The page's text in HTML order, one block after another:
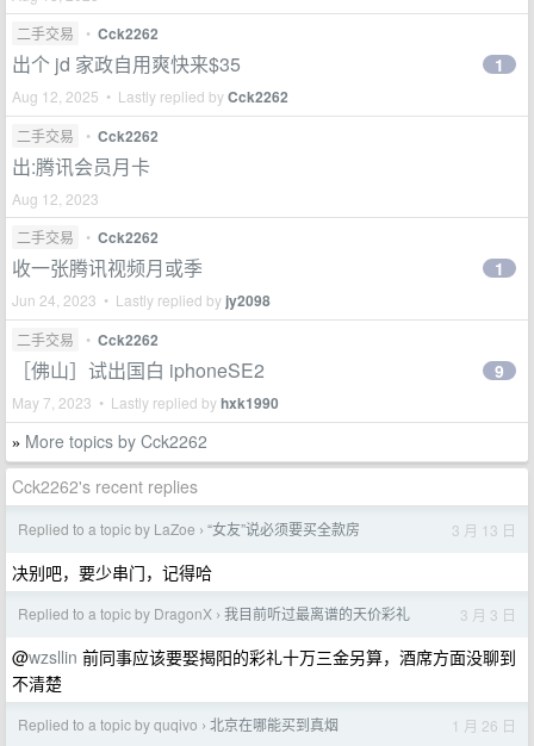
二手交易
• Cck2262
出个 jd 家政自用爽快来$35
Aug 12, 2025 • Lastly replied byCck2262
1
二手交易 • Cck2262
出:腾讯会员月卡
Aug 12, 2023
二手交易
• Cck2262
收一张腾讯视频月或季
Jun 24, 2023 • Lastly replied by jy2098
1
二手交易 • Cck2262
［佛山］试出国白 iphoneSE2
May 7, 2023 • Lastly replied byhxk1990
9
» More topics by Cck2262
Cck2262's recent replies
Replied to a topic by LaZoe › “女友”说必须要买全款房 3 月 13 日
决别吧，要少串门，记得哈
Replied to a topic by DragonX › 我目前听过最离谱的天价彩礼 3 月 3 日
@wzsllin 前同事应该要娶揭阳的彩礼十万三金另算，酒席方面没聊到
不清楚
Replied to a topic by quqivo › 北京在哪能买到真烟 1 月 26 日